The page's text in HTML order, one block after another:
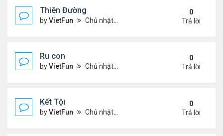
Thiên Đường
byVietFun Chủ nhật Tháng 4 03, 2022 8:24 pm
0
Trả lời
Ru con
byVietFun Chủ nhật Tháng 4 03, 2022 8:23 pm
0
Trả lời
Kết Tội
byVietFun Chủ nhật Tháng 4 03, 2022 8:20 pm
0
Trả lời